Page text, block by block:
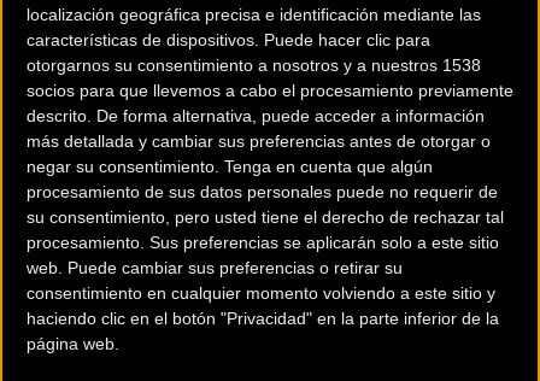
localización geográfica precisa e identificación mediante las
características de dispositivos. Puede hacer clic para
otorgarnos su consentimiento a nosotros y a nuestros 1538
socios para que llevemos a cabo el procesamiento previamente
descrito. De forma alternativa, puede acceder a información
más detallada y cambiar sus preferencias antes de otorgar o
negar su consentimiento. Tenga en cuenta que algún
procesamiento de sus datos personales puede no requerir de
su consentimiento, pero usted tiene el derecho de rechazar tal
procesamiento. Sus preferencias se aplicarán solo a este sitio
web. Puede cambiar sus preferencias o retirar su
consentimiento en cualquier momento volviendo a este sitio y
haciendo clic en el botón "Privacidad" en la parte inferior de la
página web.
Un montaje de ensueño con Fox
Factory y Shimano XT Di2
La bicicleta sorteada es una auténtica joya de la ingeniería.
Esta montura estará equipada consuspensión y tija de
sillín Fox Factory, la prestigiosatransmisión electrónica
Shimano XT Di2,ruedas DT Swiss y neumáticos Maxxis.
Con los nuevos modelos Trailcat SL y LT, la marca se
propuso crear la máxima expresión de versatilidad y